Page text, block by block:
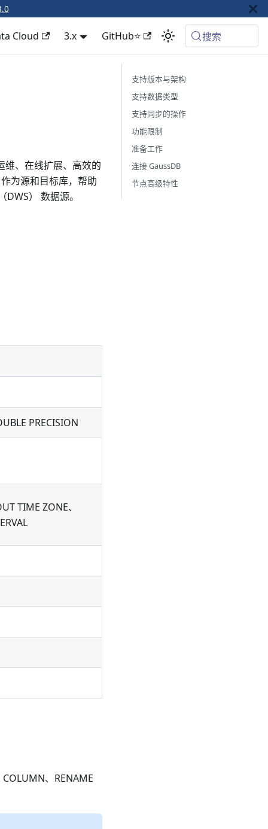
Cloud 3.x GitHub⭐ 搜索
维、在线扩展、高效的
为源和目标库，帮助
） 数据源。
PRECISION
TIME ZONE、
、RENAME
支持版本与架构
支持数据类型
支持同步的操作
功能限制
准备工作
连接 GaussDB
节点高级特性